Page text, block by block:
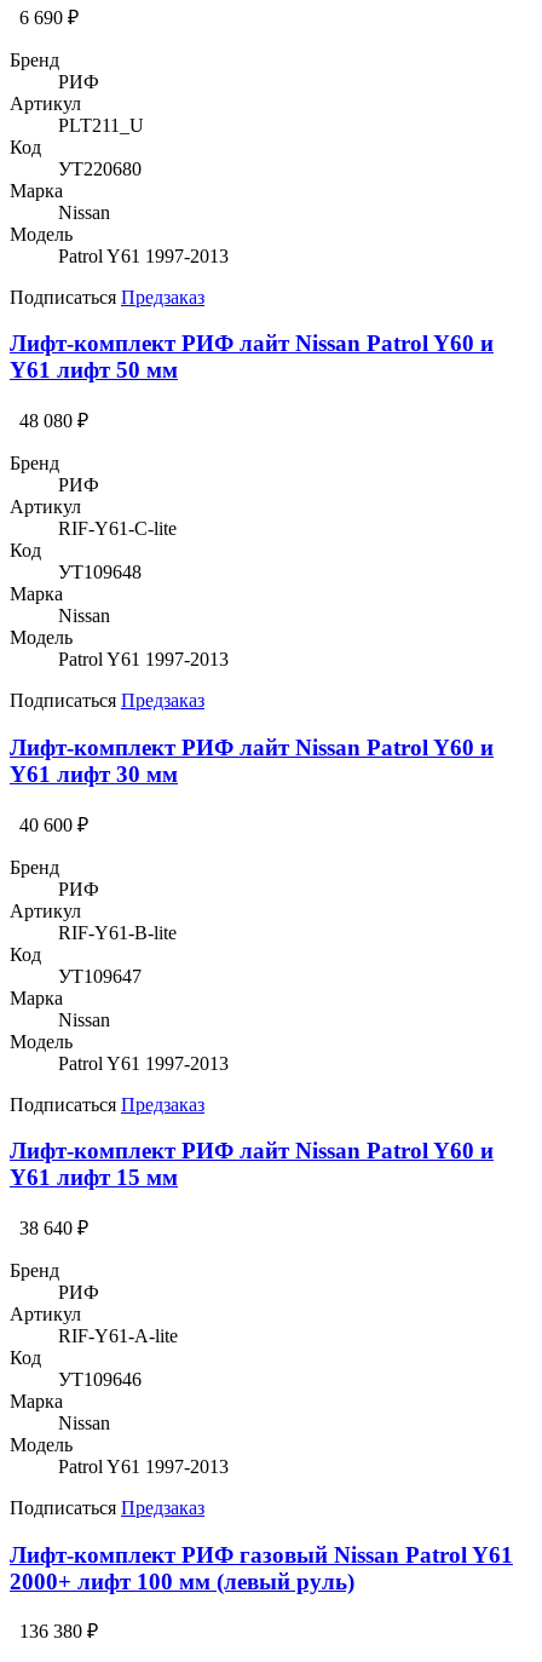
6 690 ₽
Бренд
РИФ
Артикул
PLT211_U
Код
УТ220680
Марка
Nissan
Модель
Patrol Y61 1997-2013
Подписаться Предзаказ
Лифт-комплект РИФ лайт Nissan Patrol Y60 и
Y61 лифт 50 мм
48 080 ₽
Бренд
РИФ
Артикул
RIF-Y61-C-lite
Код
УТ109648
Марка
Nissan
Модель
Patrol Y61 1997-2013
Подписаться Предзаказ
Лифт-комплект РИФ лайт Nissan Patrol Y60 и
Y61 лифт 30 мм
40 600 ₽
Бренд
РИФ
Артикул
RIF-Y61-B-lite
Код
УТ109647
Марка
Nissan
Модель
Patrol Y61 1997-2013
Подписаться Предзаказ
Лифт-комплект РИФ лайт Nissan Patrol Y60 и
Y61 лифт 15 мм
38 640 ₽
Бренд
РИФ
Артикул
RIF-Y61-A-lite
Код
УТ109646
Марка
Nissan
Модель
Patrol Y61 1997-2013
Подписаться Предзаказ
Лифт-комплект РИФ газовый Nissan Patrol Y61
2000+ лифт 100 мм (левый руль)
136 380 ₽